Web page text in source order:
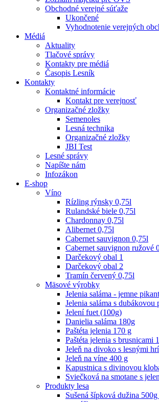
Obchodné verejné súťaže
Ukončené
Vyhodnotenie verejných
Médiá
Aktuality
Tlačové správy
Kontakty pre médiá
Časopis Lesník
Kontakty
Kontaktné informácie
Kontakt pre verejnosť
Organizačné zložky
Semenoles
Lesná technika
Organizačné zložky
JBI Test
Lesné správy
Napíšte nám
Infozákon
E-shop
Víno
Rízling rýnsky 0,75l
Rulandské biele 0,75l
Chardonnay 0,75l
Alibernet 0,75l
Cabernet sauvignon 0,75l
Cabernet sauvignon ružové
Darčekový obal 1
Darčekový obal 2
Tramín červený 0,75l
Mäsové výrobky
Jelenia saláma - jemne
Jelenia saláma s
Jelení fuet (100g)
Danielia saláma 180g
Paštéta jelenia 170 g
Paštéta jelenia s brusnicami
Jeleň na divoko s lesnými
Jeleň na víne 400 g
Kapustnica s divinovou
Sviečková na smotane s
Produkty lesa
Sušená šípková dužina